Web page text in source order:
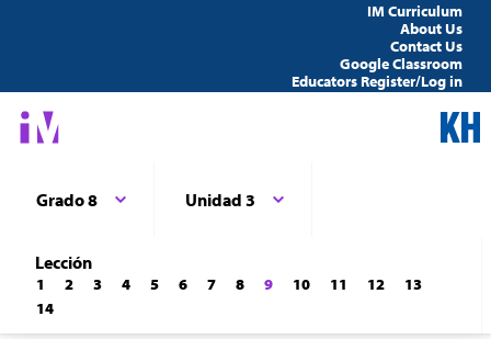
IM Curriculum
About Us
Contact Us
Google Classroom
Educators Register/Log in
Grado 8 Unidad 3
Lección
1 2 3 4 5 6 7 8 9 10 11 12
13
14